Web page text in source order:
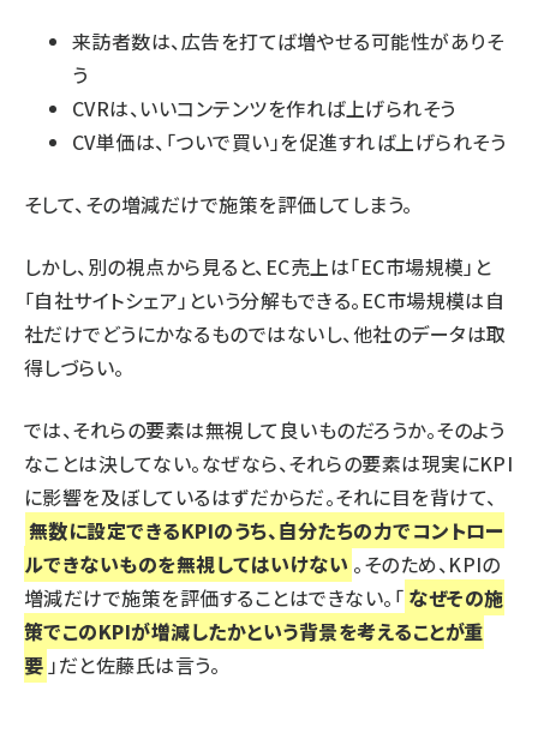
来訪者数は、広告を打てば増やせる可能性がありそ
う
CVRは、いいコンテンツを作れば上げられそう
CV単価は、「ついで買い」を促進すれば上げられそう
そして、その増減だけで施策を評価してしまう。
しかし、別の視点から見ると、EC売上は「EC市場規模」と
「自社サイトシェア」という分解もできる。EC市場規模は自
社だけでどうにかなるものではないし、他社のデータは取
得しづらい。
では、それらの要素は無視して良いものだろうか。そのよう
なことは決してない。なぜなら、それらの要素は現実にKPI
に影響を及ぼしているはずだからだ。それに目を背けて、
無数に設定できるKPIのうち、自分たちの力でコントロー
ルできないものを無視してはいけない 。そのため、KPIの
増減だけで施策を評価することはできない。「 なぜその施
策でこのKPIが増減したかという背景を考えることが重
要 」だと佐藤氏は言う。